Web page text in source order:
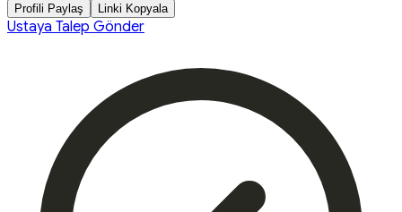
Profili Paylaş Linki Kopyala
Ustaya Talep Gönder